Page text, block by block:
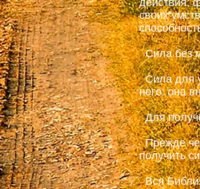
действия;
своих
Сила без
Сила для
него: она
Для
Прежде
получить
Вся